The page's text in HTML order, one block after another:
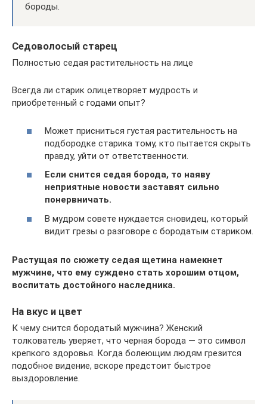
бороды.
Седоволосый старец
Полностью седая растительность на лице
Всегда ли старик олицетворяет мудрость и
приобретенный с годами опыт?
Может присниться густая растительность на
подбородке старика тому, кто пытается скрыть
правду, уйти от ответственности.
Если снится седая борода, то наяву
неприятные новости заставят сильно
понервничать.
В мудром совете нуждается сновидец, который
видит грезы о разговоре с бородатым стариком.
Растущая по сюжету седая щетина намекнет
мужчине, что ему суждено стать хорошим отцом,
воспитать достойного наследника.
На вкус и цвет
К чему снится бородатый мужчина? Женский
толкователь уверяет, что черная борода — это символ
крепкого здоровья. Когда болеющим людям грезится
подобное видение, вскоре предстоит быстрое
выздоровление.